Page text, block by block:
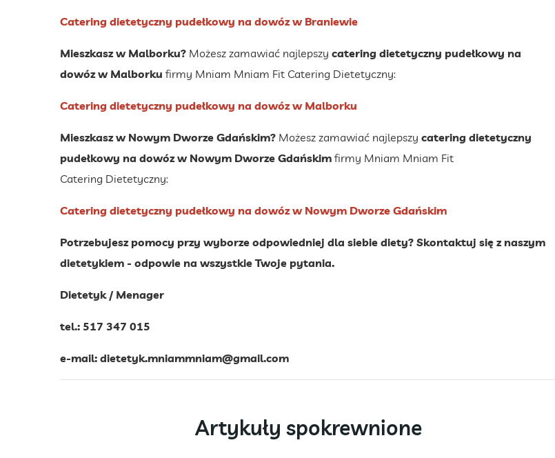
Catering dietetyczny pudełkowy na dowóz w Braniewie
Mieszkasz w Malborku? Możesz zamawiać najlepszy catering dietetyczny pudełkowy na
dowóz w Malborku firmy Mniam Mniam Fit Catering Dietetyczny:
Catering dietetyczny pudełkowy na dowóz w Malborku
Mieszkasz w Nowym Dworze Gdańskim? Możesz zamawiać najlepszy catering dietetyczny
pudełkowy na dowóz w Nowym Dworze Gdańskim firmy Mniam Mniam Fit
Catering Dietetyczny:
Catering dietetyczny pudełkowy na dowóz w Nowym Dworze Gdańskim
Potrzebujesz pomocy przy wyborze odpowiedniej dla siebie diety? Skontaktuj się z naszym
dietetykiem - odpowie na wszystkie Twoje pytania.
Dietetyk / Menager
tel.: 517 347 015
e-mail: dietetyk.mniammniam@gmail.com
Artykuły spokrewnione